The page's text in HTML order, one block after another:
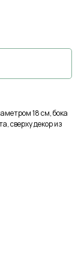
18 см, бока
сверху декор из